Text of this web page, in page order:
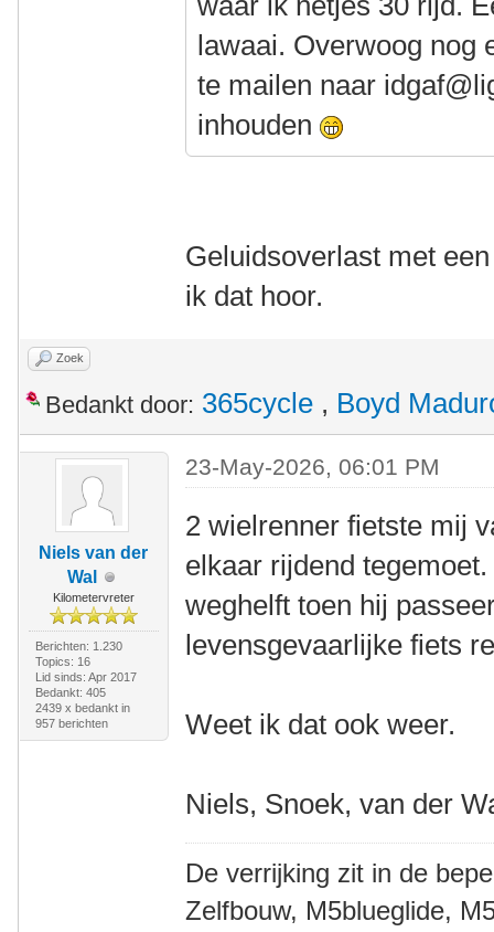
lawaai. Overwoog nog
te mailen naar
inhouden
Geluidsoverlast met
ik dat hoor.
Zoek
Bedankt door: 365cycle , Boyd
Niels van der
Wal
Kilometervreter
Berichten: 1.230
Topics: 16
Lid sinds: Apr 2017
Bedankt: 405
2439 x bedankt in
957 berichten
23-May-2026, 06:01 PM
2 wielrenner fietste mij
elkaar rijdend
weghelft toen hij
levensgevaarlijke fiets
Weet ik dat ook weer.
Niels, Snoek, van der
De verrijking zit in de
Zelfbouw, M5blueglide,